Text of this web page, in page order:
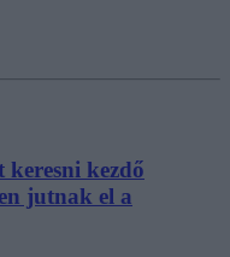
kezdő
jutnak el a